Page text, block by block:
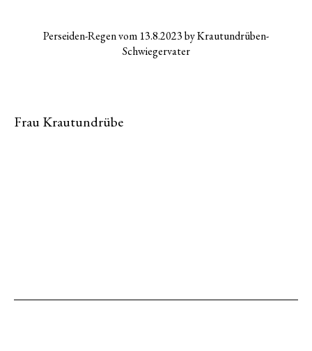
Perseiden-Regen vom 13.8.2023 by Krautundrüben-
Schwiegervater
Frau Krautundrübe